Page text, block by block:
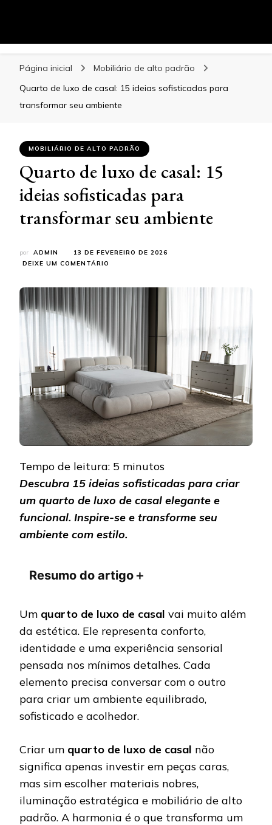
Blog
Página inicial
Mobiliário de alto padrão
Quarto de luxo de casal: 15 ideias sofisticadas para
transformar seu ambiente
MOBILIÁRIO DE ALTO PADRÃO
Quarto de luxo de casal: 15
ideias sofisticadas para
transformar seu ambiente
por ADMIN
13 DE FEVEREIRO DE 2026
DEIXE UM COMENTÁRIO
IDEIAS
SOFISTICADAS
PARA
TRANSFORMAR
SEU
AMBIENTE
Tempo de leitura: 5 minutos
Descubra 15 ideias sofisticadas para criar
um quarto de luxo de casal elegante e
funcional. Inspire-se e transforme seu
ambiente com estilo.
Resumo do artigo＋
Um quarto de luxo de casal vai muito além
da estética. Ele representa conforto,
identidade e uma experiência sensorial
pensada nos mínimos detalhes. Cada
elemento precisa conversar com o outro
para criar um ambiente equilibrado,
sofisticado e acolhedor.
Criar um quarto de luxo de casal não
significa apenas investir em peças caras,
mas sim escolher materiais nobres,
iluminação estratégica e mobiliário de alto
padrão. A harmonia é o que transforma um